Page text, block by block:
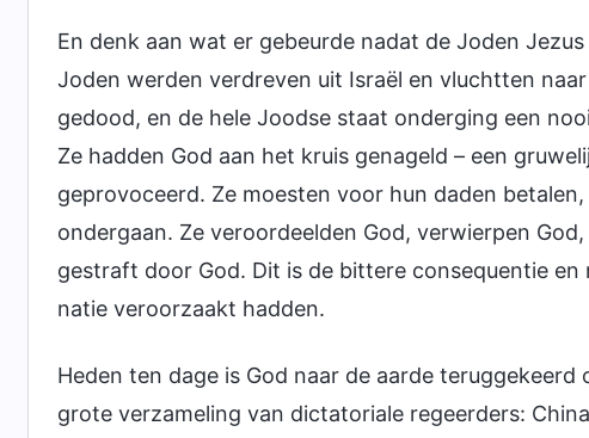
En denk aan wat er gebeurde nadat de Joden
Joden werden verdreven uit Israël en vluchtten
gedood, en de hele Joodse staat onderging een
Ze hadden God aan het kruis genageld – een
geprovoceerd. Ze moesten voor hun daden
ondergaan. Ze veroordeelden God, verwierpen
gestraft door God. Dit is de bittere consequentie
natie veroorzaakt hadden.
Heden ten dage is God naar de aarde
grote verzameling van dictatoriale regeerders: